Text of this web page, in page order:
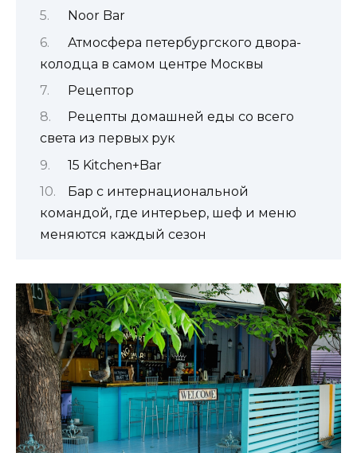
Noor Bar
Атмосфера петербургского двора-
колодца в самом центре Москвы
Рецептор
Рецепты домашней еды со всего
света из первых рук
15 Kitchen+Bar
Бар с интернациональной
командой, где интерьер, шеф и меню
меняются каждый сезон